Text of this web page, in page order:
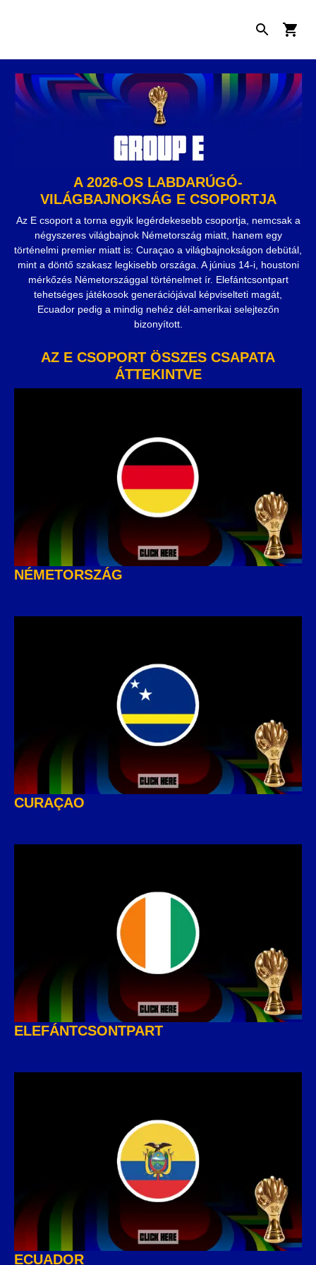
A 2026-OS LABDARÚGÓ-
VILÁGBAJNOKSÁG E CSOPORTJA
Az E csoport a torna egyik legérdekesebb csoportja, nemcsak a
négyszeres világbajnok Németország miatt, hanem egy
történelmi premier miatt is: Curaçao a világbajnokságon debütál,
mint a döntő szakasz legkisebb országa. A június 14-i, houstoni
mérkőzés Németországgal történelmet ír. Elefántcsontpart
tehetséges játékosok generációjával képviselteti magát,
Ecuador pedig a mindig nehéz dél-amerikai selejtezőn
bizonyított.
AZ E CSOPORT ÖSSZES CSAPATA
ÁTTEKINTVE
NÉMETORSZÁG
CURAÇAO
ELEFÁNTCSONTPART
ECUADOR